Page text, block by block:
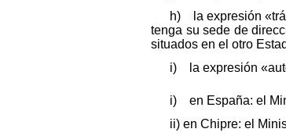
h) la expresión
tenga su sede de
situados en el otro
i) la expresión
i) en España: el
ii) en Chipre: el